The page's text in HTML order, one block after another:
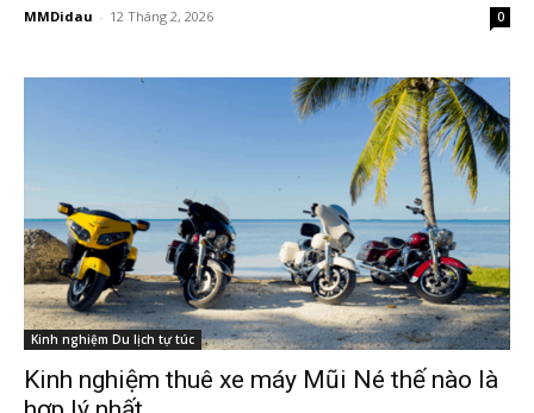
MMDidau - 12 Tháng 2, 2026 0
Kinh nghiệm Du lịch tự túc
Kinh nghiệm thuê xe máy Mũi Né thế nào là